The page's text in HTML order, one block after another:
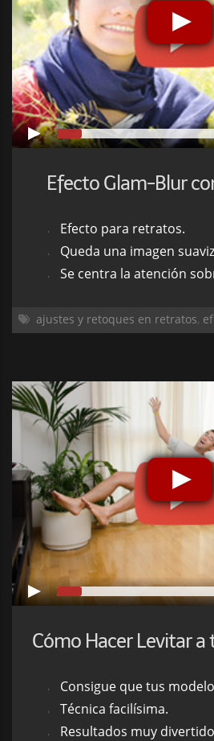
Efecto Glam-Blur
Efecto para retratos.
Queda una imagen suavizada pero con
Se centra la atención sobre
ajustes y retoques en retratos,
Consigue que tus
Técnica facilísima.
Resultados muy